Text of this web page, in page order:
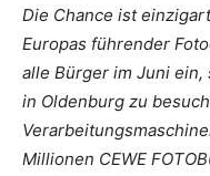
Die Chance ist
Europas führender
alle Bürger im Juni
in Oldenburg zu
Millionen CEWE